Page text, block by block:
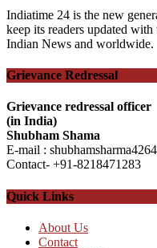
Indiatime 24 is the new
keep its readers updated
Indian News and worldwide.
Grievance Redressal
Grievance redressal officer
(in India)
Shubham Shama
E-mail :
Contact- +91-8218471283
Quick Links
About Us
Contact